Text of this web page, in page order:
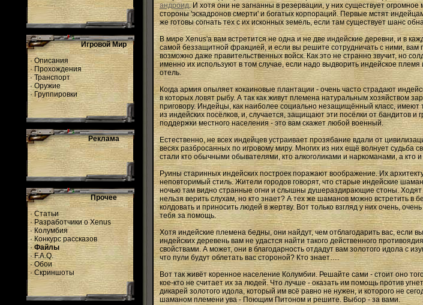
Игровой Мир
·Описания
·Прохождения
·Транспорт
·Оружие
·Группировки
Реклама
Прочее
·Статьи
·Разработчики о Xenus
·Колумбия
·Конкурс рассказов
·Файлы
·F.A.Q.
· Обои
· Скриншоты
андроид. И хотя они не загнанны в резервации, у них существует
стороны 'эскадронов смерти' и богатых корпораций. Первые мстят
же готовы согнать тех с их исконных земель, если там существует шанс
В мире Xenus'а вам встретится не одна и не две индейские деревни, и в
самой беззащитной фракцией, и если вы решите сотрудничать с ними,
возможно даже правительственных войск. Как это не странно звучит, но
именно их используют в том случае, если надо выдворить индейское
отель.
Когда армия опыляет кокаиновые плантации - очень часто страдают
в которых ловят рыбу. А так как живут племена натуральным хозяйством
приговору. Индейцы, как наиболее социально незащищённый класс,
из индейских посёлков, и, случается, защищают эти посёлки от бандитов
поддержки местного населения - это вам скажет любой военный.
Естественно, не всех индейцев устраивает прозябание вдали от
весях разбросанных по игровому миру. Многих из них ещё волнует судьба
стали кто обычными обывателями, кто алкоголиками и наркоманами, а кто
Руины старинных индейских построек поражают воображение. Их
неповторимый стиль. Жители городов говорят, что старые индейские
ночью там видно странные огни и слышны душераздирающие стоны. Ходят
нельзя верить слухам, но кто знает? А тех же шаманов можно встретить в
колдовать и приносить людей в жертву. Вот только взгляд у них очень,
тебя за помощь.
Хотя индейские племена бедны, они найдут, чем отблагодарить вас, если
индейских деревень вам не удастся найти такого действенного
свойствами. А может, они в благодарность отдадут вам золотого идола с
что пули будут облетать вас стороной? Кто знает….
Вот так живёт коренное население Колумбии. Решайте сами - стоит оно
кое-кто не считает их за людей. Что лучше - оказать им помощь против
дикарей золотого идола, который им всё равно не нужен, и которого не
шаманом племени ува - Поющим Питоном и решите. Выбор - за вами.